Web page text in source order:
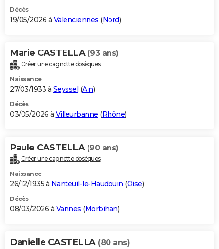
Décès
19/05/2026 à Valenciennes (Nord)
Marie CASTELLA (93 ans)
Créer une cagnotte obsèques
Naissance
27/03/1933 à Seyssel (Ain)
Décès
03/05/2026 à Villeurbanne (Rhône)
Paule CASTELLA (90 ans)
Créer une cagnotte obsèques
Naissance
26/12/1935 à Nanteuil-le-Haudouin (Oise)
Décès
08/03/2026 à Vannes (Morbihan)
Danielle CASTELLA (80 ans)